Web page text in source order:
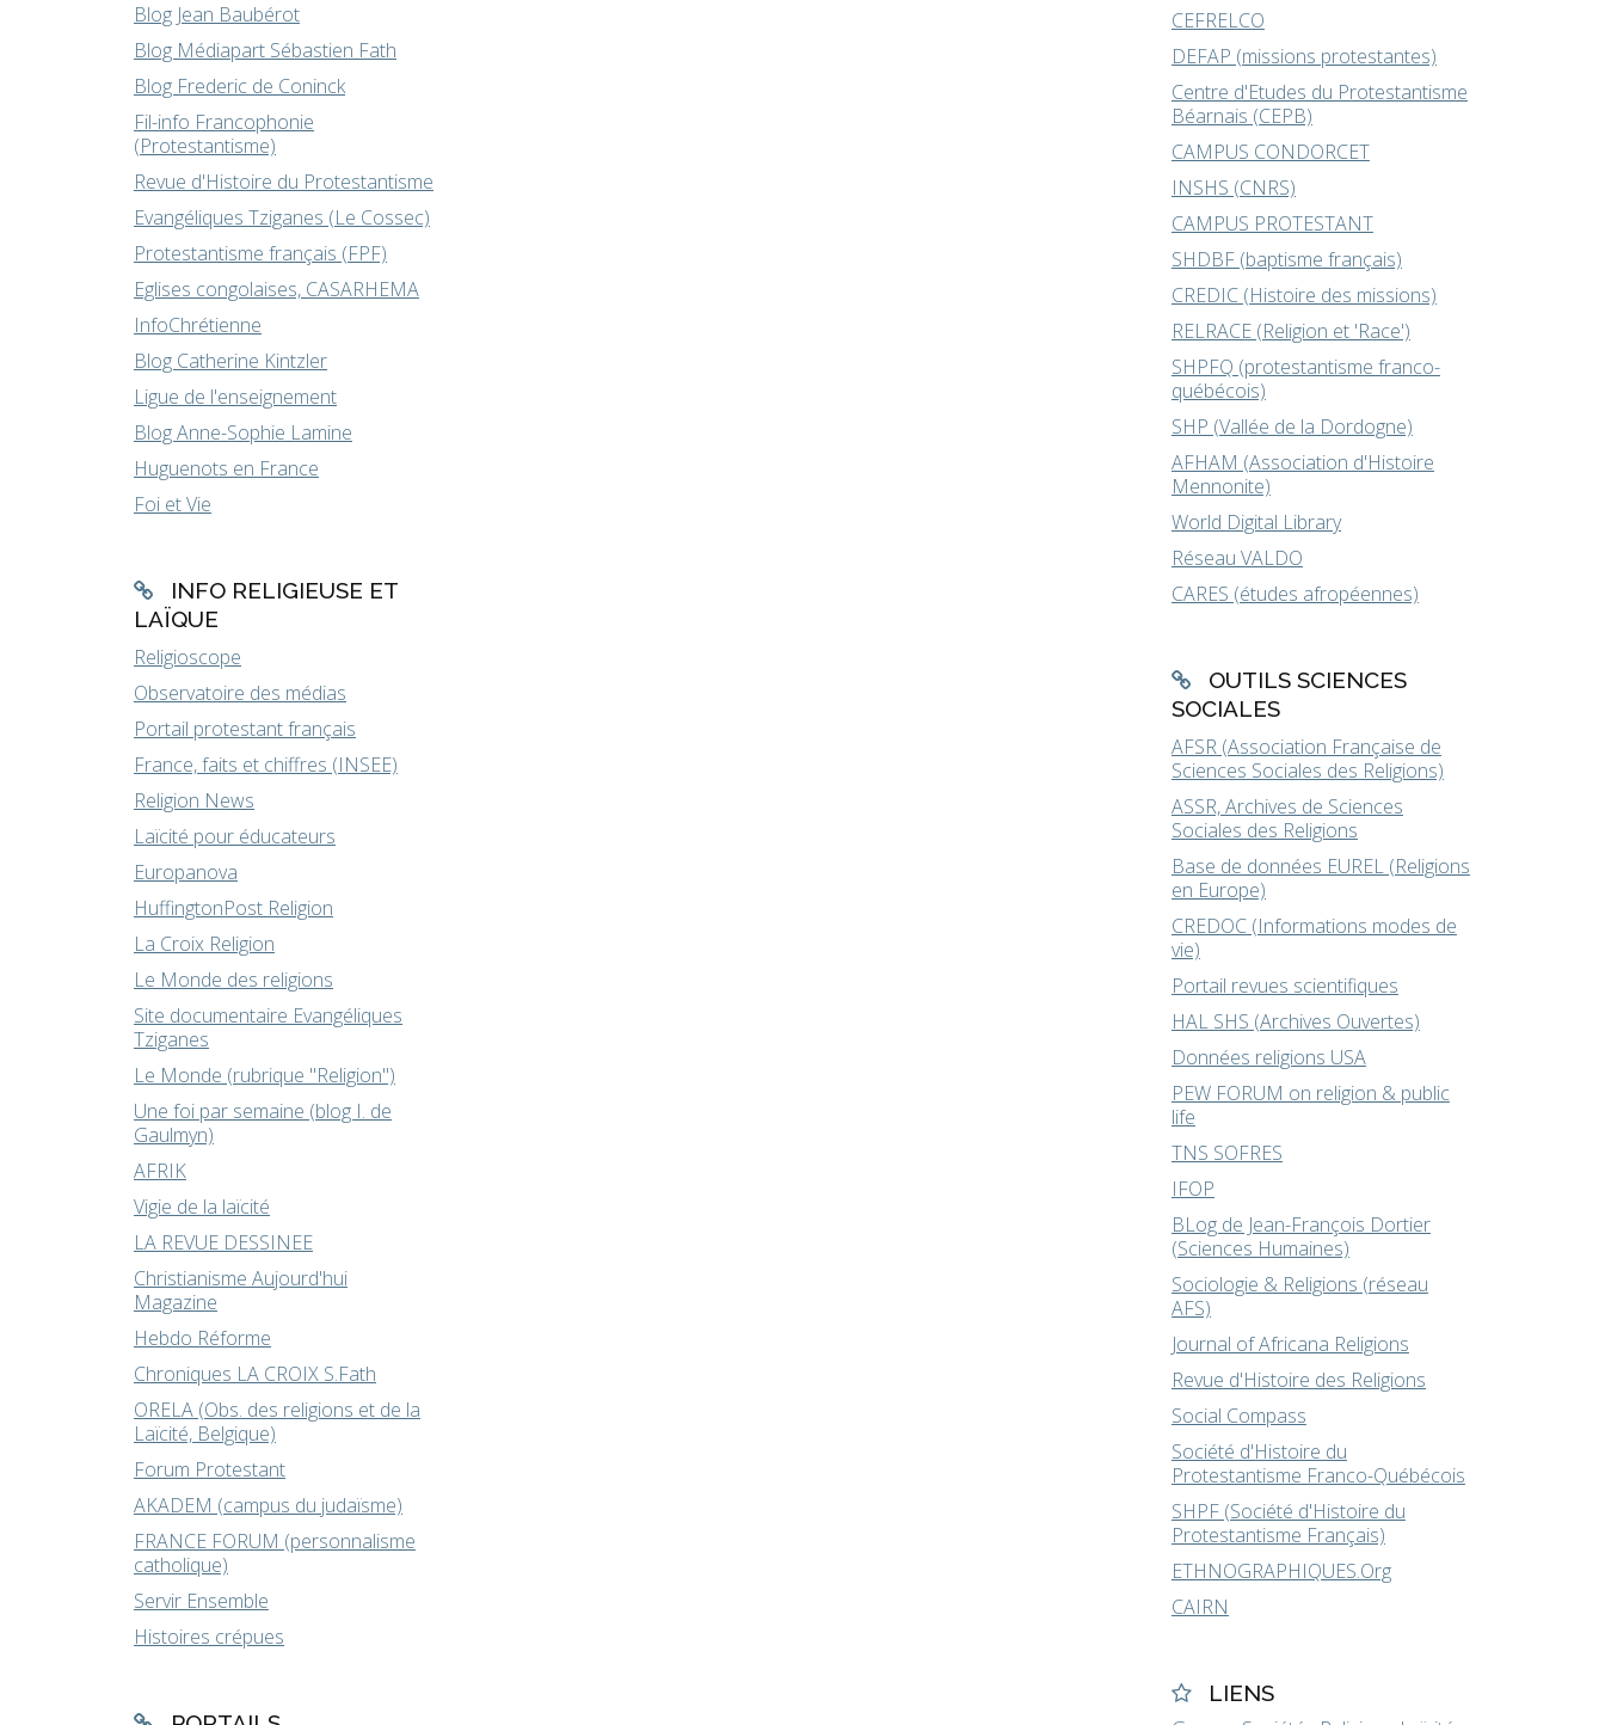
Blog Jean Baubérot
Blog Médiapart Sébastien Fath
Blog Frederic de Coninck
Fil-info Francophonie
(Protestantisme)
Revue d'Histoire du Protestantisme
Evangéliques Tziganes (Le Cossec)
Protestantisme français (FPF)
Eglises congolaises, CASARHEMA
InfoChrétienne
Blog Catherine Kintzler
Ligue de l'enseignement
Blog Anne-Sophie Lamine
Huguenots en France
Foi et Vie
INFO RELIGIEUSE ET
LAÏQUE
Religioscope
Observatoire des médias
Portail protestant français
France, faits et chiffres (INSEE)
Religion News
Laïcité pour éducateurs
Europanova
HuffingtonPost Religion
La Croix Religion
Le Monde des religions
Site documentaire Evangéliques
Tziganes
Le Monde (rubrique "Religion")
Une foi par semaine (blog I. de
Gaulmyn)
AFRIK
Vigie de la laïcité
LA REVUE DESSINEE
Christianisme Aujourd'hui
Magazine
Hebdo Réforme
Chroniques LA CROIX S.Fath
ORELA (Obs. des religions et de la
Laïcité, Belgique)
Forum Protestant
AKADEM (campus du judaïsme)
FRANCE FORUM (personnalisme
catholique)
Servir Ensemble
Histoires crépues
CEFRELCO
DEFAP (missions protestantes)
Centre d'Etudes du Protestantisme
Béarnais (CEPB)
CAMPUS CONDORCET
INSHS (CNRS)
CAMPUS PROTESTANT
SHDBF (baptisme français)
CREDIC (Histoire des missions)
RELRACE (Religion et 'Race')
SHPFQ (protestantisme franco-
québécois)
SHP (Vallée de la Dordogne)
AFHAM (Association d'Histoire
Mennonite)
World Digital Library
Réseau VALDO
CARES (études afropéennes)
OUTILS SCIENCES
SOCIALES
AFSR (Association Française de
Sciences Sociales des Religions)
ASSR, Archives de Sciences
Sociales des Religions
Base de données EUREL (Religions
en Europe)
CREDOC (Informations modes de
vie)
Portail revues scientifiques
HAL SHS (Archives Ouvertes)
Données religions USA
PEW FORUM on religion & public
life
TNS SOFRES
IFOP
BLog de Jean-François Dortier
(Sciences Humaines)
Sociologie & Religions (réseau
AFS)
Journal of Africana Religions
Revue d'Histoire des Religions
Social Compass
Société d'Histoire du
Protestantisme Franco-Québécois
SHPF (Société d'Histoire du
Protestantisme Français)
ETHNOGRAPHIQUES.Org
CAIRN
LIENS